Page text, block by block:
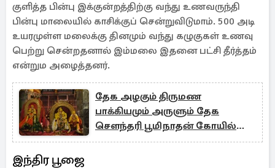
குளித்த பின்பு இக்குன்றத்திற்கு வந்து உணவருந்தி
பின்பு மாலையில் காசிக்குப் சென்றுவிடுமாம். 500 அடி
உயரமுள்ள மலைக்கு தினமும் வந்து கழுகுகள் உணவு
பெற்று சென்றதனால் இம்மலை இதனை பட்சி தீர்த்தம்
என்றும அழைத்தனர்.
தேக அழகும் திருமண
பாக்கியமும் அருளும் தேக
சௌந்தரி பூமிநாதன் கோயில்
(கோனேரிராஜபுரம்)
இந்திர பூஜை